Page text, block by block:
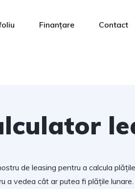
Finanțare Contact
de leasing pentru a calcula
a vedea cât ar putea fi plățile